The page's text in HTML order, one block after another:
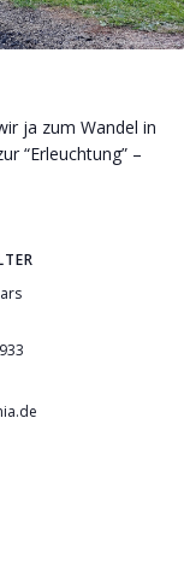
ja zum Wandel in
“Erleuchtung” –